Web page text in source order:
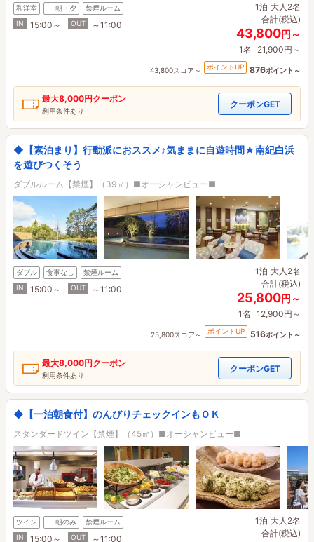
和洋室 朝・夕
禁煙ルーム
IN
15:00～ OUT ～11:00
1泊 大人2名
合計(税込)
43,800円～
1名 21,900円～
43,800スコア～ ポイントUP 876ポイント～
最大8,000円クーポン
利用条件あり
クーポンGET
◆【素泊まり】行動派におススメ♪気ままに自遊時間★南紀白浜
を遊びつくそう
ダブルルーム【禁煙】（39㎡）■オーシャンビュー■
ダブル 食事なし
禁煙ルーム
IN
15:00～ OUT ～11:00
1泊 大人2名
合計(税込)
25,800円～
1名 12,900円～
25,800スコア～ ポイントUP 516ポイント～
最大8,000円クーポン
利用条件あり
クーポンGET
◆【一泊朝食付】のんびりチェックインもＯＫ
スタンダードツイン【禁煙】（45㎡）■オーシャンビュー■
ツイン 朝のみ
禁煙ルーム
IN
15:00～ OUT ～11:00
1泊 大人2名
合計(税込)